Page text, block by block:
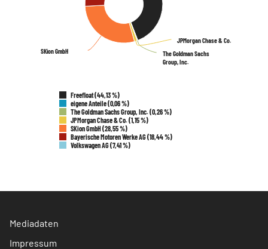
The Goldman Sachs
Group, Inc.
The Goldman Sachs
Group, Inc.
JPMorgan Chase & Co.
JPMorgan Chase & Co.
SKion GmbH
SKion GmbH
Freefloat (44,13 %)
eigene Anteile (0,06 %)
The Goldman Sachs Group, Inc. (0,26 %)
JPMorgan Chase & Co. (1,15 %)
SKion GmbH (28,55 %)
Bayerische Motoren Werke AG (18,44 %)
Volkswagen AG (7,41 %)
Mediadaten
Impressum